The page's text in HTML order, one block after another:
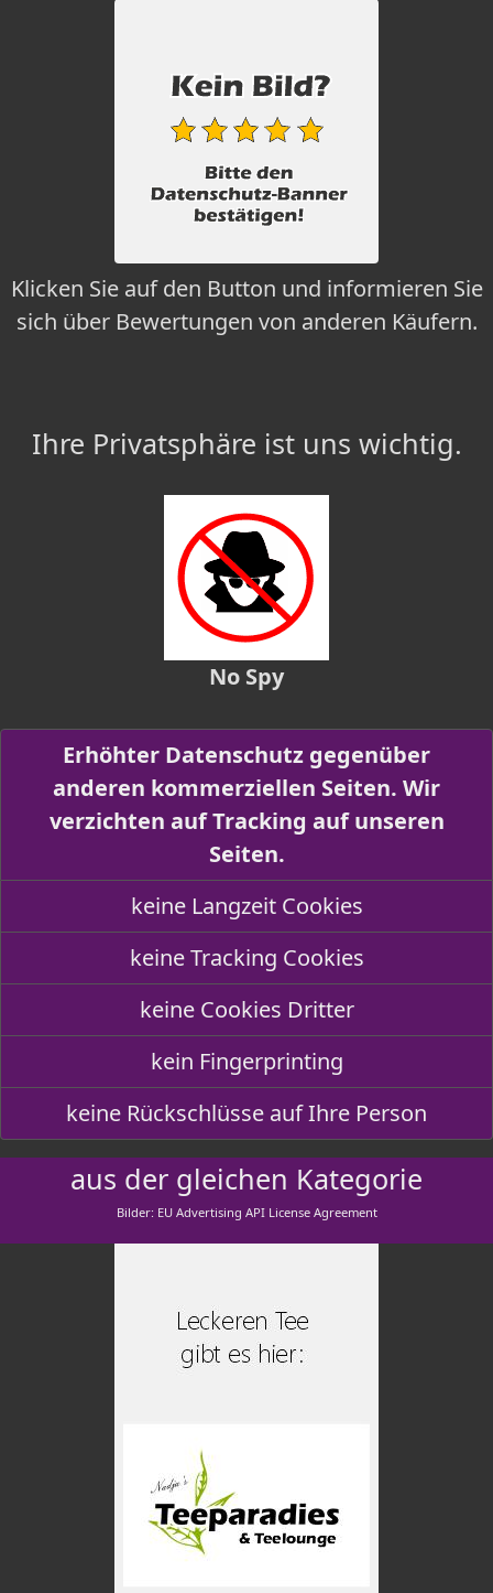
Klicken Sie auf den Button und informieren Sie
sich über Bewertungen von anderen Käufern.
Ihre Privatsphäre ist uns wichtig.
No Spy
Erhöhter Datenschutz gegenüber
anderen kommerziellen Seiten. Wir
verzichten auf Tracking auf unseren
Seiten.
keine Langzeit Cookies
keine Tracking Cookies
keine Cookies Dritter
kein Fingerprinting
keine Rückschlüsse auf Ihre Person
aus der gleichen Kategorie
Bilder: EU Advertising API License Agreement